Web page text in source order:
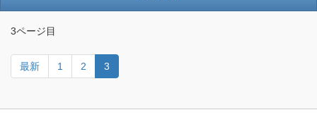
3ページ目
最新 1 2 3